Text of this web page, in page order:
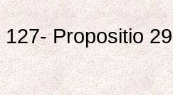
127- Propositio 29